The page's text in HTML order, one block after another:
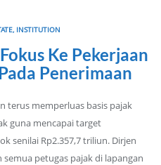
INSTITUTION
Ke Pekerjaan
Penerimaan
terus memperluas basis pajak
guna mencapai target
senilai Rp2.357,7 triliun. Dirjen
petugas pajak di lapangan